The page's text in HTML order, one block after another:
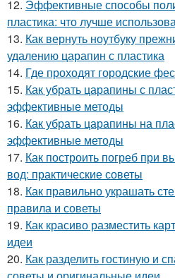
12. Эффективные способы
пластика: что лучше
13. Как вернуть ноутбуку
удалению царапин с пластика
14. Где проходят городские
15. Как убрать царапины с
эффективные методы
16. Как убрать царапины на
эффективные методы
17. Как построить погреб при
вод: практические советы
18. Как правильно украшать
правила и советы
19. Как красиво разместить
идеи
20. Как разделить гостиную и